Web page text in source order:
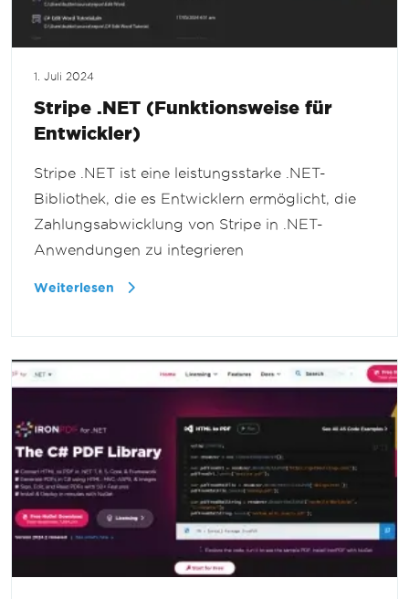
1. Juli 2024
Stripe .NET (Funktionsweise für
Entwickler)
Stripe .NET ist eine leistungsstarke .NET-
Bibliothek, die es Entwicklern ermöglicht, die
Zahlungsabwicklung von Stripe in .NET-
Anwendungen zu integrieren
Weiterlesen